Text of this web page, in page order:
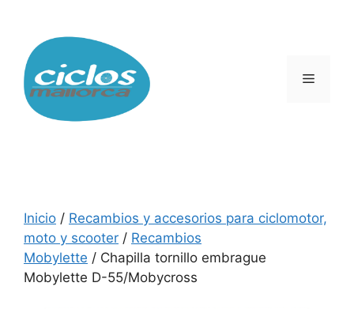
contenido
Menú
Inicio / Recambios y accesorios para ciclomotor,
moto y scooter / Recambios
Mobylette / Chapilla tornillo embrague
Mobylette D-55/Mobycross